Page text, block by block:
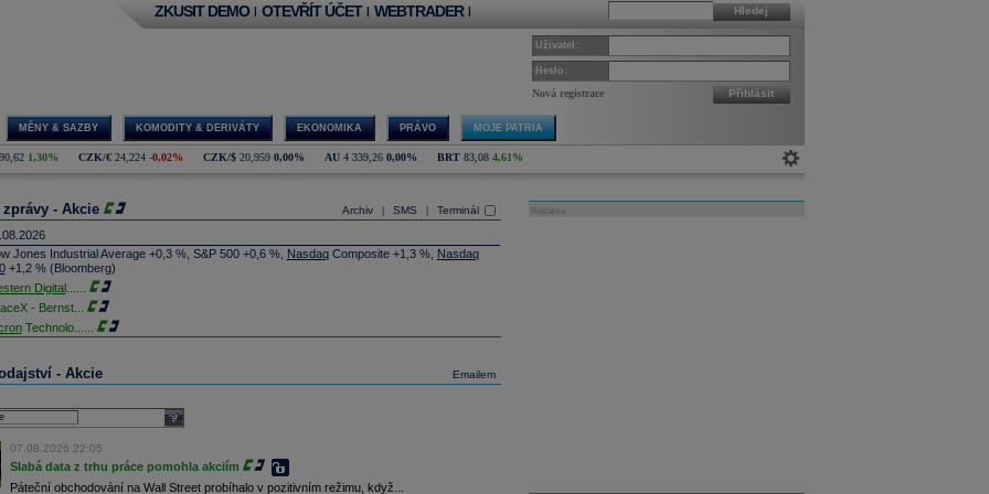
Hledej
ZKUSIT DEMO | OTEVŘÍT ÚČET | WEBTRADER |
Uživatel:
Heslo:
Nová registrace Přihlásit
MĚNY & SAZBY KOMODITY & DERIVÁTY EKONOMIKA PRÁVO MOJE PATRIA
1,30% CZK/€ 24,224 -0,02% CZK/$ 20,959 0,00% AU 4 339,26 0,00% BRT 83,08 4,61%
Archiv SMS Terminál
zprávy - Akcie
Jones Industrial Average +0,3 %, S&P 500 +0,6 %, NasdaqComposite +1,3 %, Nasdaq
+1,2 % (Bloomberg)
Digital......
- Bernst...
Technolo......
obchodů s akciemi na pražské burze za dnešní den je 0,831 mld. Kč. Průměrný objem
za poslední rok je 0,665 mld. Kč.
výroby balistických střel ATACMS ve spolupráci s americkou firmou
dobu potrvá. Agentuře Reuters to řekl generální ředitel německé zbrojovky
Papperger. Společná výroba s Lockheedem v Německu by podle něj mohla pomoci
arzenál Spojeným státům, které mají zvýšenou spotřebu střel kvůli válce s Íránem
Emailem
- Akcie
select
07.08.2026 22:05
Slabá data z trhu práce pomohla akciím
Páteční obchodování na Wall Street probíhalo v pozitivním režimu, když...
Reklama